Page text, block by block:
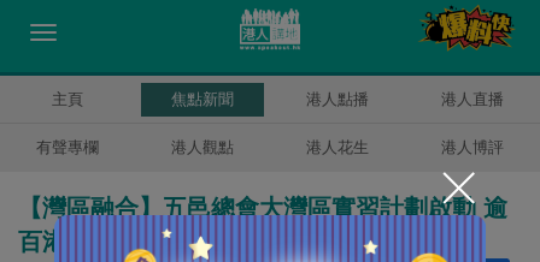
主頁 焦點新聞 港人點播 港人直播
有聲專欄 港人觀點 港人花生 港人博評
【灣區融合】五邑總會大灣區實習計劃啟動 逾
百港青赴內地四市探索機遇